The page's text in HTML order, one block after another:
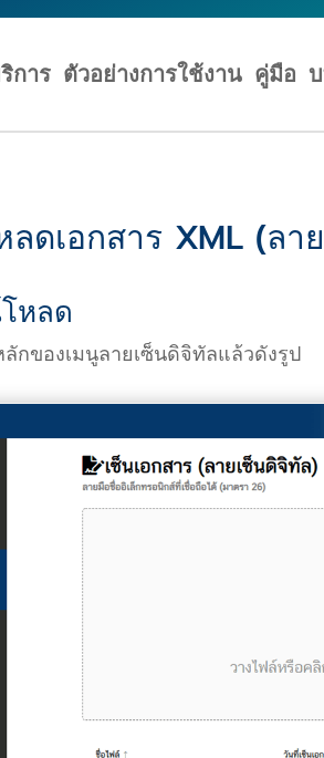
การ ตัวอย่างการใช้งาน คู่มือ
ดเอกสาร XML (ลา
หลด
กของเมนูลายเซ็นดิจิทัลแล้วดังรูป